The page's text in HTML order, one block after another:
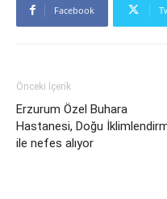
Facebook
Önceki İçerik
Erzurum Özel Buhara
Hastanesi, Doğu
ile nefes alıyor